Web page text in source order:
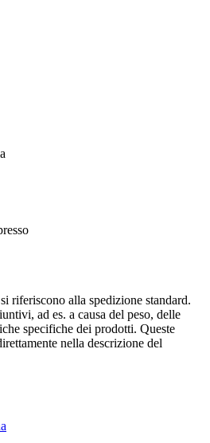
riferiscono alla spedizione standard.
ad es. a causa del peso, delle
specifiche dei prodotti. Queste
nella descrizione del